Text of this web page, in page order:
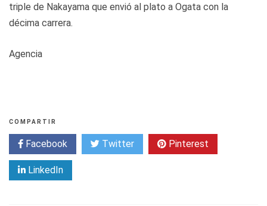
triple de Nakayama que envió al plato a Ogata con la
décima carrera.
Agencia
COMPARTIR
Facebook Twitter Pinterest
LinkedIn